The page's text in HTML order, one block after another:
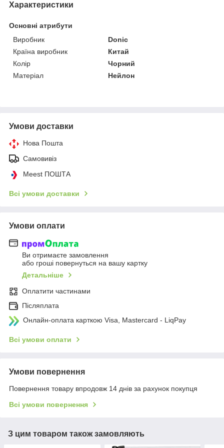
Характеристики
Основні атрибути
Виробник
Donic
Країна виробник
Китай
Колір
Чорний
Матеріал
Нейлон
Умови доставки
Нова Пошта
Самовивіз
Meest ПОШТА
Всі умови доставки
Умови оплати
Ви отримаєте замовлення
або гроші повернуться на вашу картку
Детальніше
Оплатити частинами
Післяплата
Онлайн-оплата карткою Visa, Mastercard - LiqPay
Всі умови оплати
Умови повернення
Повернення товару впродовж 14 днів за рахунок покупця
Всі умови повернення
З цим товаром також замовляють